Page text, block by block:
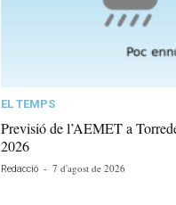
EL TEMPS
Previsió de l’AEMET a
2026
Redacció - 7 d'agost de 2026